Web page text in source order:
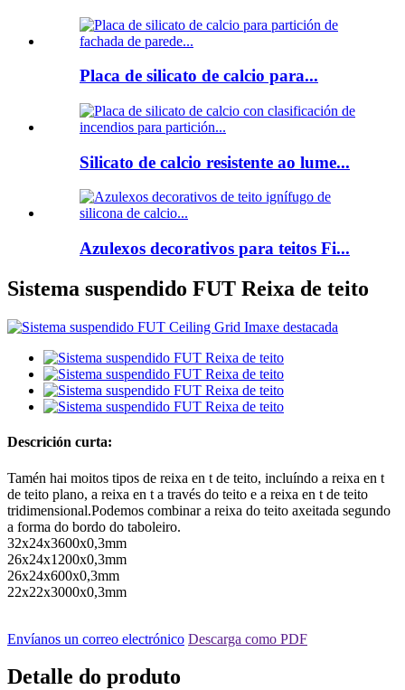
Placa de silicato de calcio para...
Silicato de calcio resistente ao lume...
Azulexos decorativos para teitos Fi...
Sistema suspendido FUT Reixa de teito
Descrición curta:
Tamén hai moitos tipos de reixa en t de teito, incluíndo a reixa en t
de teito plano, a reixa en t a través do teito e a reixa en t de teito
tridimensional.Podemos combinar a reixa do teito axeitada segundo
a forma do bordo do taboleiro.
32x24x3600x0,3mm
26x24x1200x0,3mm
26x24x600x0,3mm
22x22x3000x0,3mm
Envíanos un correo electrónico Descarga como PDF
Detalle do produto